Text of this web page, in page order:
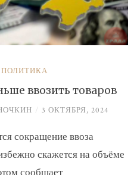
ПОЛИТИКА
ввозить товаров
/ 3 ОКТЯБРЯ, 2024
сокращение ввоза
скажется на объёме